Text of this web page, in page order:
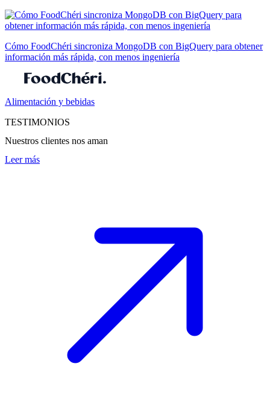
Cómo FoodChéri sincroniza MongoDB con BigQuery para obtener
información más rápida, con menos ingeniería
Alimentación y bebidas
TESTIMONIOS
Nuestros clientes nos aman
Leer más